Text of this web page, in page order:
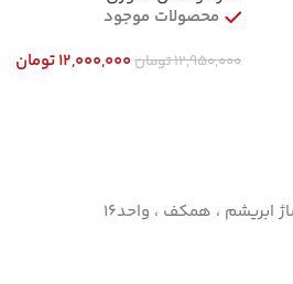
محصولات موجود
12,950,000تومان12,000,000تومان
ابریشم ، همکف ، واحد16